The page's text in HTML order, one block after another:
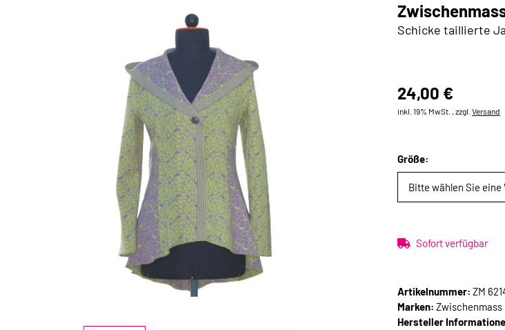
Schicke taillierte
24,00 €
inkl. 19% MwSt. , zzgl. Versand
Größe:
Bitte wählen Sie eine
Sofort verfügbar
Artikelnummer: ZM
Marken: Zwischenmass
Hersteller